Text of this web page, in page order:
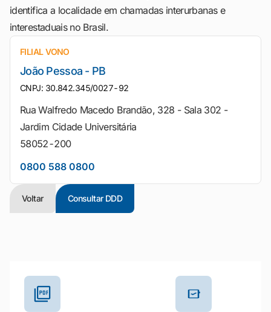
identifica a localidade em chamadas interurbanas e
interestaduais no Brasil.
FILIAL VONO
João Pessoa - PB
CNPJ: 30.842.345/0027-92
Rua Walfredo Macedo Brandão, 328 - Sala 302 -
Jardim Cidade Universitária
58052-200
0800 588 0800
Voltar Consultar DDD